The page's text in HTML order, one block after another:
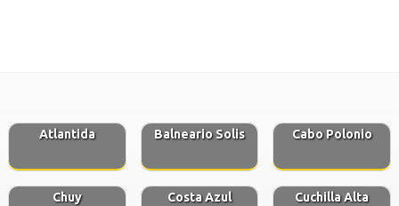
Atlantida Balneario Solis Cabo Polonio
Chuy Costa Azul Cuchilla Alta